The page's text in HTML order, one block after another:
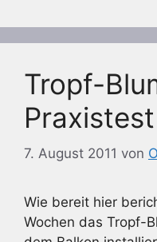
Tropf-
Praxistest
7. August 2011 von
Wie bereit hier
Wochen das Tropf-